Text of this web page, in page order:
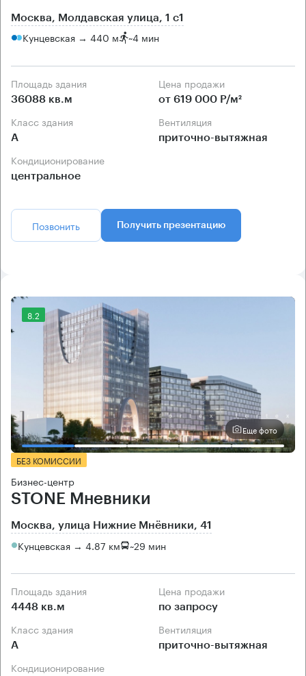
Москва, Молдавская улица, 1 с1
Кунцевская → 440 м ~4 мин
Площадь здания
36088 кв.м
Цена продажи
от 619 000 Р/м²
Класс здания
А
Вентиляция
приточно-вытяжная
Кондиционирование
центральное
Позвонить Получить презентацию
8.2
Еще фото
БЕЗ КОМИССИИ
Бизнес-центр
STONE Мневники
Москва, улица Нижние Мнёвники, 41
Кунцевская → 4.87 км ~29 мин
Площадь здания
4448 кв.м
Цена продажи
по запросу
Класс здания
А
Вентиляция
приточно-вытяжная
Кондиционирование